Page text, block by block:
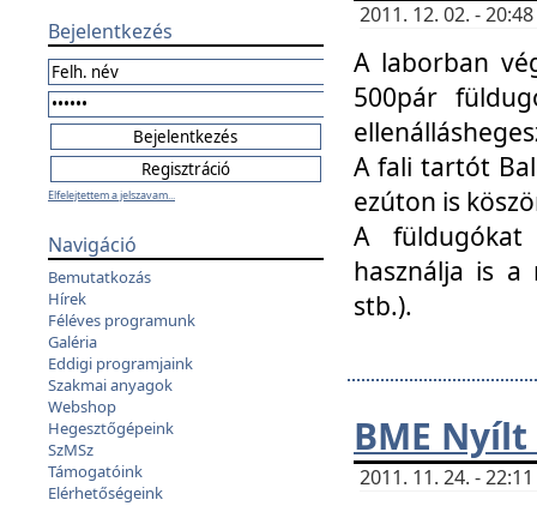
Bejelentkezés
Elfelejtettem a jelszavam...
Navigáció
Bemutatkozás
Hírek
Féléves programunk
Galéria
Eddigi programjaink
Szakmai anyagok
Webshop
Hegesztőgépeink
SzMSz
Támogatóink
Elérhetőségeink
2011. 12. 02. -
A laborban
500pár
A fali tartót
ezúton is
A füldugókat
használja is a
stb.).
BME
2011. 11. 24. -